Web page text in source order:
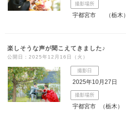
撮影場所
宇都宮市 （栃木）
楽しそうな声が聞こえてきました♪
公開日：2025年12月16日（火）
撮影日
2025年10月27日
撮影場所
宇都宮市 （栃木）